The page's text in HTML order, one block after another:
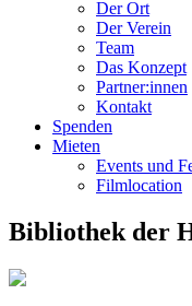
Der Ort
Der Verein
Team
Das Konzept
Partner:innen
Kontakt
Spenden
Mieten
Events und
Filmlocation
Bibliothek der